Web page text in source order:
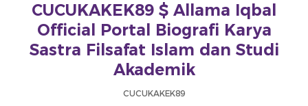
Loading...CUCUKAKEK89 $ Allama Iqbal
Official Portal Biografi Karya
Sastra Filsafat Islam dan Studi
Akademik
CUCUKAKEK89